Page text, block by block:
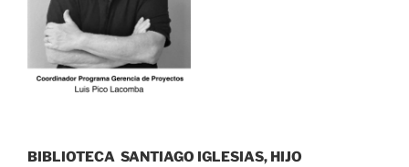
BIBLIOTECA SANTIAGO IGLESIAS, HIJO